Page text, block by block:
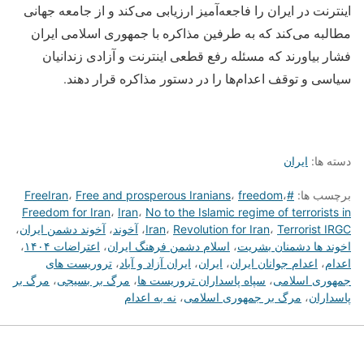
اینترنت در ایران را فاجعه‌آمیز ارزیابی می‌کند و از جامعه جهانی
مطالبه می‌کند که به طرفین مذاکره با جمهوری اسلامی ایران
فشار بیاورند که مسئله رفع قطعی اینترنت و آزادی زندانیان
سیاسی و توقف اعدام‌ها را در دستور مذاکره قرار دهند.
دسته ها: ایران
برچسب ها: #FreeIran ، Free and prosperous Iranians، freedom،
Freedom for Iran، Iran، No to the Islamic regime of terrorists in
Iran، Revolution for Iran، Terrorist IRGC ، آخوند، آخوند دشمن ایران،
اخوند ها دشمنان بشریت، اسلام دشمن فرهنگ ایران، اعتراضات ۱۴۰۴
،
اعدام، اعدام جوانان ایران، ایران، ایران آزاد و آباد، تروریست های
جمهوری اسلامی، سپاه پاسداران تروریست ها، مرگ بر بسیجی، مرگ بر
پاسداران، مرگ بر جمهوری اسلامی، نه به اعدام